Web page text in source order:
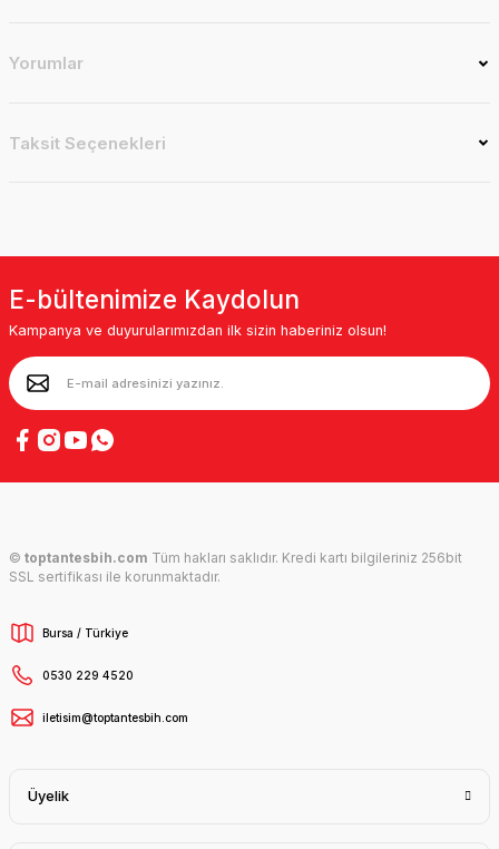
Yorumlar
Taksit Seçenekleri
E-bültenimize Kaydolun
Kampanya ve duyurularımızdan ilk sizin haberiniz olsun!
© toptantesbih.com Tüm hakları saklıdır. Kredi kartı bilgileriniz 256bit
SSL sertifikası ile korunmaktadır.
Bursa / Türkiye
0530 229 4520
iletisim@toptantesbih.com
Üyelik